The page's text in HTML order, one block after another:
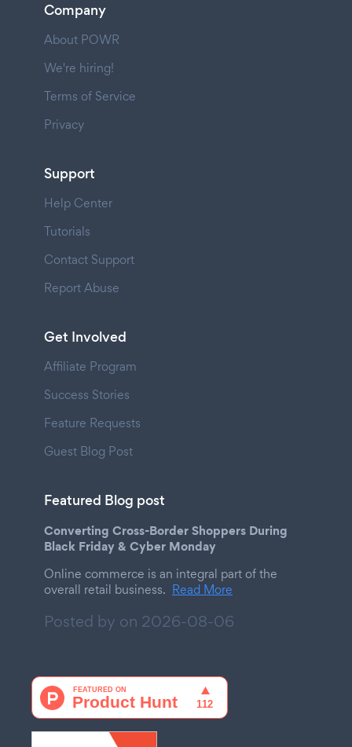
Company
About POWR
We're hiring!
Terms of Service
Privacy
Support
Help Center
Tutorials
Contact Support
Report Abuse
Get Involved
Affiliate Program
Success Stories
Feature Requests
Guest Blog Post
Featured Blog post
Converting Cross-Border Shoppers During
Black Friday & Cyber Monday
Online commerce is an integral part of the
overall retail business. Read More
Posted by on 2026-08-06